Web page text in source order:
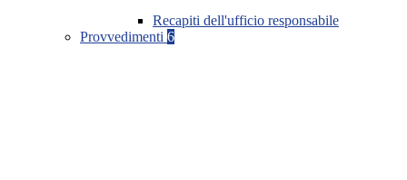
Recapiti dell'ufficio responsabile
Provvedimenti 6